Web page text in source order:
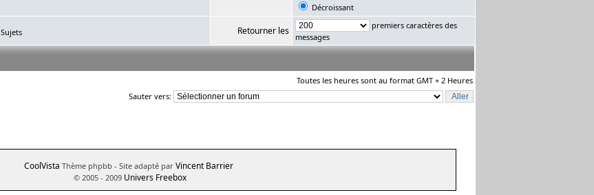
Décroissant
Sujets Retourner les
premiers caractères des
messages
Toutes les heures sont au format GMT + 2 Heures
Sauter vers:
CoolVista Thème phpbb - Site adapté par Vincent Barrier
© 2005 - 2009 Univers Freebox